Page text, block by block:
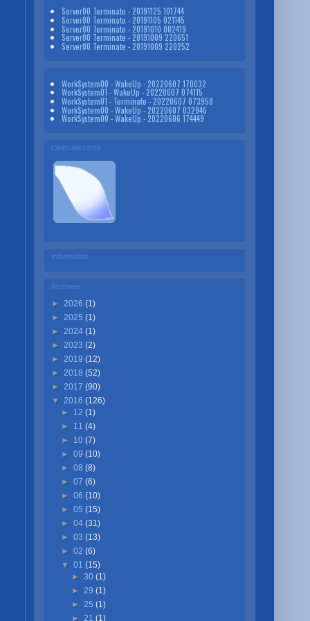
Server00 Terminate - 20191125 101744
Server00 Terminate - 20191105 021145
Server00 Terminate - 20191010 002419
Server00 Terminate - 20191009 220651
Server00 Terminate - 20191009 220252
WorkSystem00 - WakeUp - 20220607 170032
WorkSystem01 - WakeUp - 20220607 074115
WorkSystem01 - Terminate - 20220607 073958
WorkSystem00 - WakeUp - 20220607 032946
WorkSystem00 - WakeUp - 20220606 174449
Okitsunesama
Information
Archives
► 2026 (1)
► 2025 (1)
► 2024 (1)
► 2023 (2)
► 2019 (12)
► 2018 (52)
► 2017 (90)
▼ 2016 (126)
► 12(1)
► 11(4)
► 10(7)
►09(10)
►08(8)
►07(6)
►06(10)
►05(15)
►04(31)
►03(13)
►02(6)
▼01(15)
► 30 (1)
► 29 (1)
► 25 (1)
► 21 (1)